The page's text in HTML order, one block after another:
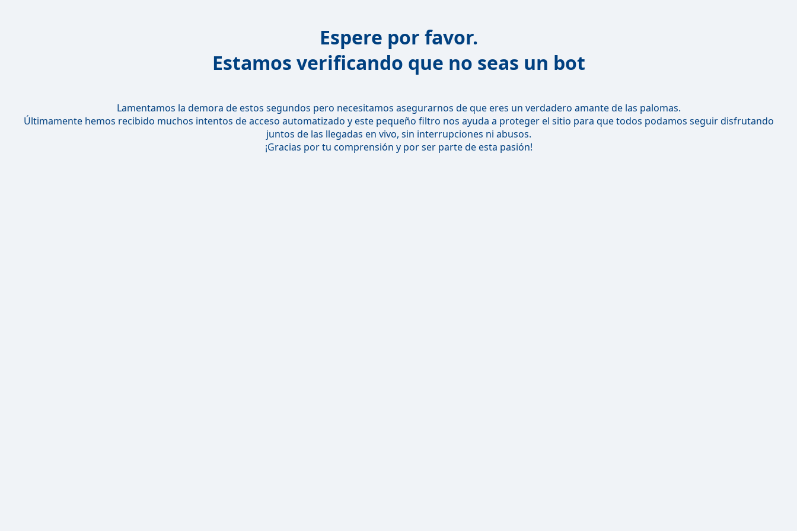
Espere por favor.
Estamos verificando que no seas un bot
Lamentamos la demora de estos segundos pero necesitamos asegurarnos de que eres un verdadero amante de las palomas.
Últimamente hemos recibido muchos intentos de acceso automatizado y este pequeño filtro nos ayuda a proteger el sitio para que todos podamos seguir disfrutando
juntos de las llegadas en vivo, sin interrupciones ni abusos.
¡Gracias por tu comprensión y por ser parte de esta pasión!